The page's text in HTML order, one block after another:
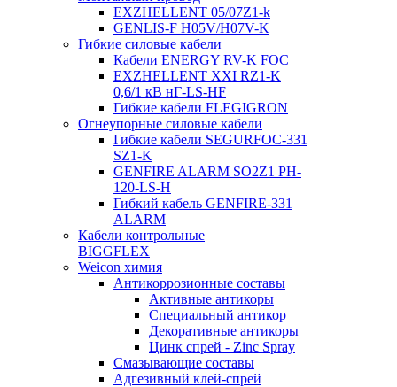
EXZHELLENT 05/07Z1-k
GENLIS-F Н05V/H07V-K
Гибкие силовые кабели
Кабели ENERGY RV-K FOC
EXZHELLENT XXI RZ1-K
0,6/1 кВ нГ-LS-HF
Гибкие кабели FLEGIGRON
Огнеупорные силовые кабели
Гибкие кабели SEGURFOC-331
SZ1-K
GENFIRE ALARM SO2Z1 PH-
120-LS-H
Гибкий кабель GENFIRE-331
ALARM
Кабели контрольные
BIGGFLEX
Weicon химия
Антикоррозионные составы
Активные антикоры
Специальный антикор
Декоративные антикоры
Цинк спрей - Zinc Spray
Смазывающие составы
Адгезивный клей-спрей